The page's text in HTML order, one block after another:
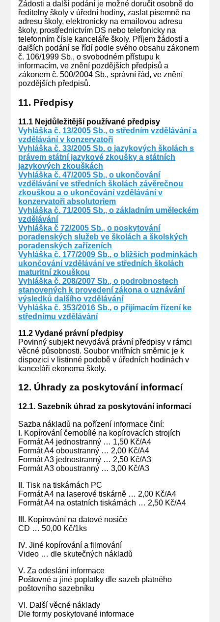
Žádosti a další podání je možné doručit osobně do
ředitelny školy v úřední hodiny, zaslat písemně na
adresu školy, elektronicky na emailovou adresu
školy, prostřednictvím DS nebo telefonicky na
telefonním čísle kanceláře školy. Příjem žádostí a
dalších podání se řídí podle svého obsahu zákonem
č. 106/1999 Sb., o svobodném přístupu k
informacím, ve znění pozdějších předpisů a
zákonem č. 500/2004 Sb., správní řád, ve znění
pozdějších předpisů.
11. Předpisy
11.1 Nejdůležitější používané předpisy
Vyhláška č. 13/2005 Sb., o středním vzdělávání a
vzdělávání v konzervatoři
Vyhláška č. 33/2005 Sb. o jazykových školách s
právem státní jazykové zkoušky a státních
jazykových zkouškách
Vyhláška č. 47/2005 Sb., o ukončování
vzdělávání ve středních školách závěrečnou
zkouškou a o ukončování vzdělávání v
konzervatoři absolutoriem
Vyhláška č. 71/2005 Sb., o základním uměleckém
vzdělávání
Vyhláška č 72/2005 Sb., o poskytování
poradenských služeb ve školách a školských
poradenských zařízeních
Vyhláška č. 177/2009 Sb., o bližších podmínkách
ukončování vzdělávání ve středních školách
maturitní zkouškou
Vyhláška č. 208/2007 Sb., o podrobnostech
stanovených k provedení zákona o uznávání
výsledků dalšího vzdělávání
Vyhláška č. 353/2016 Sb., o přijímacím řízení ke
střednímu vzdělávání
11.2 Vydané právní předpisy
Povinný subjekt nevydává právní předpisy v rámci
věcné působnosti. Soubor vnitřních směrnic je k
dispozici v listinné podobě v úředních hodinách v
kanceláři ekonoma školy.
12. Úhrady za poskytování informací
12.1. Sazebník úhrad za poskytování informací
Sazba nákladů na pořízení informace činí:
I. Kopírování černobílé na kopírovacích strojích
Formát A4 jednostranný … 1,50 Kč/A4
Formát A4 oboustranný … 2,00 Kč/A4
Formát A3 jednostranný … 2,50 Kč/A3
Formát A3 oboustranný … 3,00 Kč/A3
II. Tisk na tiskárnách PC
Formát A4 na laserové tiskárně … 2,00 Kč/A4
Formát A4 na ostatních tiskárnách … 2,50 Kč/A4
III. Kopírování na datové nosiče
CD … 50,00 Kč/1ks
IV. Jiné kopírování a filmování
Video … dle skutečných nákladů
V. Za odeslání informace
Poštovné a jiné poplatky dle sazeb platného
poštovního sazebníku
VI. Další věcné náklady
Dle formy poskytované informace